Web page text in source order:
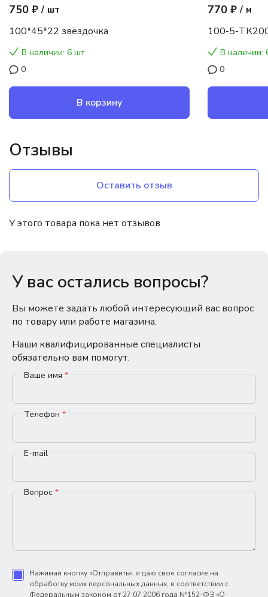
750 ₽ / шт
100*45*22 звёздочка
В наличии: 6 шт
0
В корзину
770 ₽ / м
100-5-
В наличии:
0
Отзывы
Оставить отзыв
У этого товара пока нет отзывов
У вас остались вопросы?
Вы можете задать любой интересующий вас вопрос
по товару или работе магазина.
Наши квалифицированные специалисты
обязательно вам помогут.
Ваше имя *
Телефон *
E-mail
Вопрос *
Нажимая кнопку «Отправить», я даю свое согласие на
обработку моих персональных данных, в соответствии с
Федеральным законом от 27.07.2006 года №152-ФЗ «О